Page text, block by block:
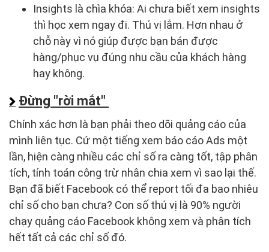
Insights là chìa khóa: Ai chưa biết xem insights
thì học xem ngay đi. Thú vị lắm. Hơn nhau ở
chỗ này vì nó giúp được bạn bán được
hàng/phục vụ đúng nhu cầu của khách hàng
hay không.
Đừng "rời mắt"
Chính xác hơn là bạn phải theo dõi quảng cáo của
mình liên tục. Cứ một tiếng xem báo cáo Ads một
lần, hiện càng nhiều các chỉ số ra càng tốt, tập phân
tích, tính toán công trừ nhân chia xem vì sao lại thế.
Bạn đã biết Facebook có thể report tối đa bao nhiêu
chỉ số cho bạn chưa? Con số thú vị là 90% người
chạy quảng cáo Facebook không xem và phân tích
hết tất cả các chỉ số đó.